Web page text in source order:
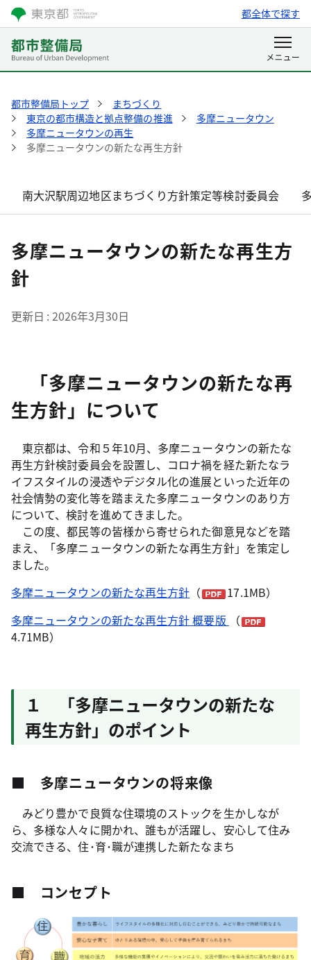
都全体で探す
都市整備局トップ
まちづくり
東京の都市構造と拠点整備の推進
多摩ニュータウン
多摩ニュータウンの再生
多摩ニュータウンの新たな再生方針
南大沢駅周辺地区まちづくり方針策定等検討委員会
多摩ニュータウンの新たな再生方
針
更新日 2026年3月30日
「多摩ニュータウンの新たな再
生方針」について
東京都は、令和５年10月、多摩ニュータウンの新たな
再生方針検討委員会を設置し、コロナ禍を経た新たなラ
イフスタイルの浸透やデジタル化の進展といった近年の
社会情勢の変化等を踏まえた多摩ニュータウンのあり方
について、検討を進めてきました。
この度、都民等の皆様から寄せられた御意見などを踏
まえ、「多摩ニュータウンの新たな再生方針」を策定し
ました。
多摩ニュータウンの新たな再生方針 （
17.1MB）
多摩ニュータウンの新たな再生方針 概要版
（
4.71MB）
１ 「多摩ニュータウンの新たな
再生方針」のポイント
■ 多摩ニュータウンの将来像
みどり豊かで良質な住環境のストックを生かしなが
ら、多様な人々に開かれ、誰もが活躍し、安心して住み
交流できる、住･育･職が連携した新たなまち
■ コンセプト